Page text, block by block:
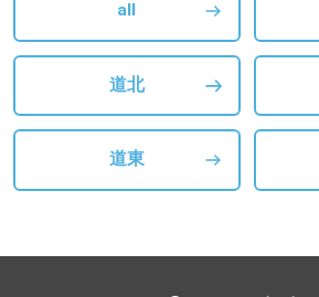
all
道北
道東